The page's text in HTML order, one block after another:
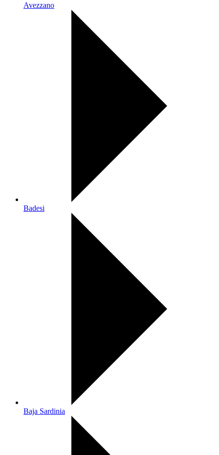
Avezzano
Badesi
Baja Sardinia